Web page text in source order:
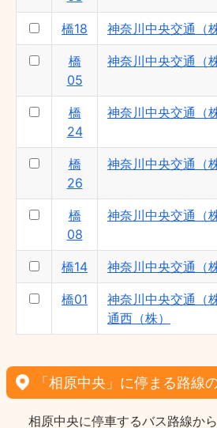
橋18 神奈川中央交通（株
橋
05
神奈川中央交通（株
橋
24
神奈川中央交通（株
橋
26
神奈川中央交通（株
橋
08
神奈川中央交通（株
橋14 神奈川中央交通（株
橋01
神奈川中央交通（
通西（株）
「相原中央」に停まる路線
相原中央に停車するバス路線か